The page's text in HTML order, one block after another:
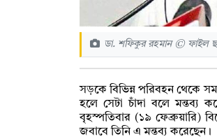
ডা. শফিকুর রহমান © ফাইল
সড়কে বিভিন্ন পরিবহন থেকে
হলে সেটা চাঁদা বলে মন্তব্য
বৃহস্পতিবার (১৯ ফেব্রুয়ারি)
জবাবে তিনি এ মন্তব্য করেছেন।